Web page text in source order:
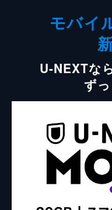
モバイ
U-NEXTな
ず